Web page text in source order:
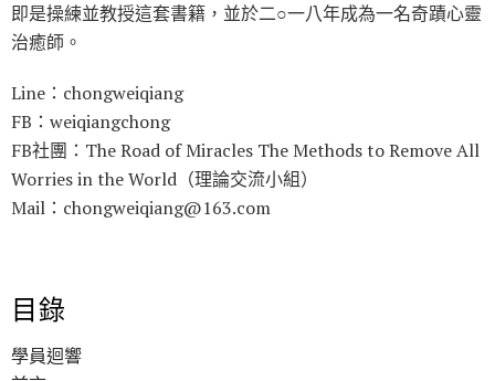
即是操練並教授這套書籍，並於二○一八年成為一名奇蹟心靈
治癒師。
Line：chongweiqiang
FB：weiqiangchong
FB社團：The Road of Miracles The Methods to Remove All
Worries in the World（理論交流小組）
Mail：chongweiqiang@163.com
目錄
學員迴響